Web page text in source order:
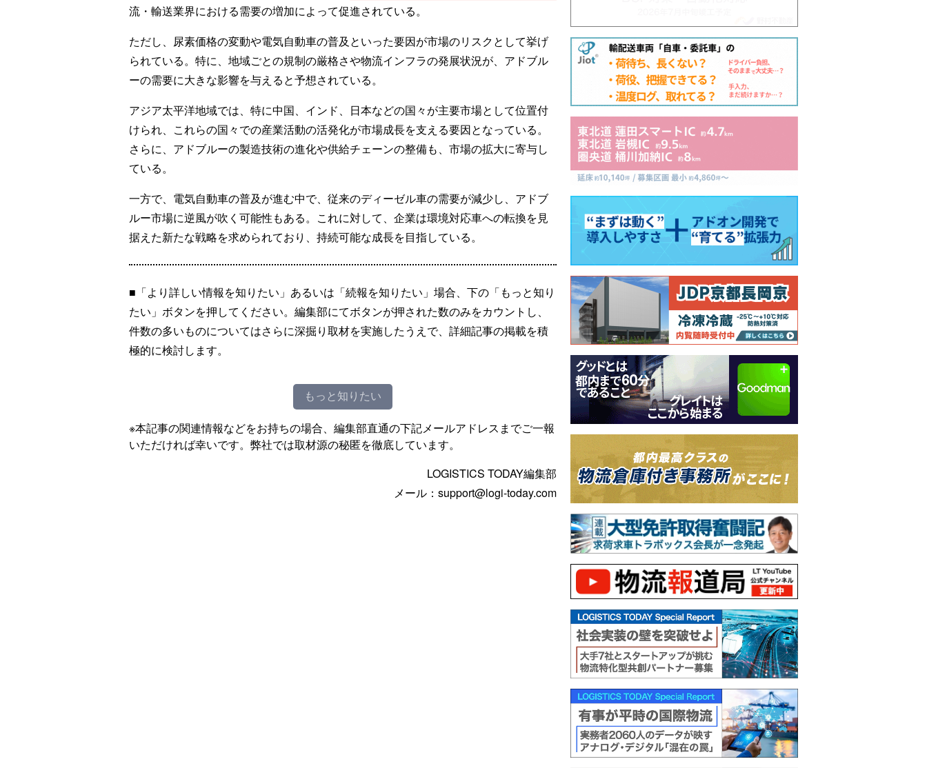
流・輸送業界における需要の増加によって促進されている。
ただし、尿素価格の変動や電気自動車の普及といった要因が市場のリスクとして挙げ
られている。特に、地域ごとの規制の厳格さや物流インフラの発展状況が、アドブル
ーの需要に大きな影響を与えると予想されている。
アジア太平洋地域では、特に中国、インド、日本などの国々が主要市場として位置付
けられ、これらの国々での産業活動の活発化が市場成長を支える要因となっている。
さらに、アドブルーの製造技術の進化や供給チェーンの整備も、市場の拡大に寄与し
ている。
一方で、電気自動車の普及が進む中で、従来のディーゼル車の需要が減少し、アドブ
ルー市場に逆風が吹く可能性もある。これに対して、企業は環境対応車への転換を見
据えた新たな戦略を求められており、持続可能な成長を目指している。
■「より詳しい情報を知りたい」あるいは「続報を知りたい」場合、下の「もっと知り
たい」ボタンを押してください。編集部にてボタンが押された数のみをカウントし、
件数の多いものについてはさらに深掘り取材を実施したうえで、詳細記事の掲載を積
極的に検討します。
もっと知りたい
※本記事の関連情報などをお持ちの場合、編集部直通の下記メールアドレスまでご一報
いただければ幸いです。弊社では取材源の秘匿を徹底しています。
LOGISTICS TODAY編集部
メール：support@logi-today.com